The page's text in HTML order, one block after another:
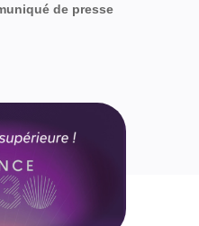
de presse